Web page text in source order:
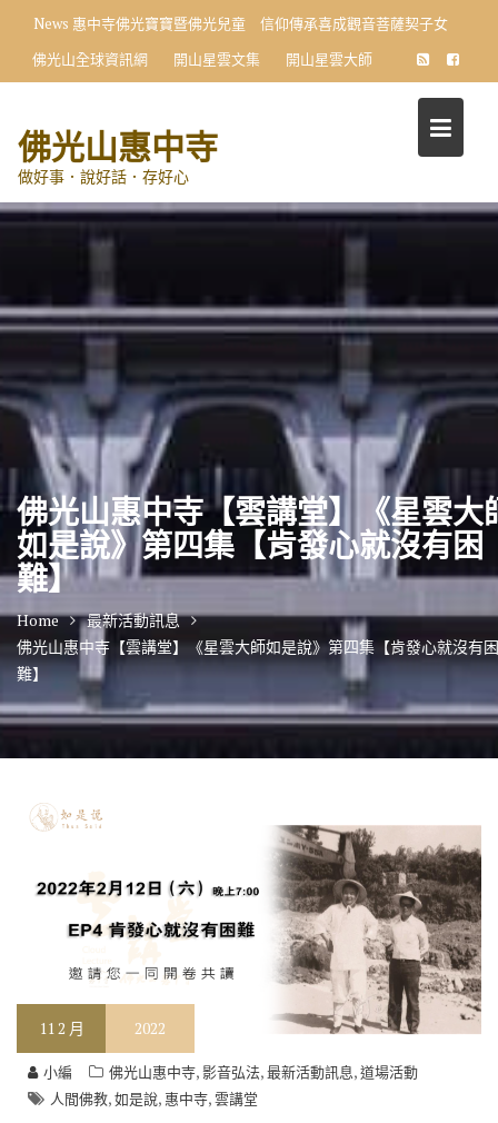
content
News 惠中寺佛光寶寶暨佛光兒童 信仰傳承喜成觀音菩薩契子女
佛光山全球資訊網
開山星雲文集 開山星雲大師
佛光山惠中寺
做好事．說好話．存好心
佛光山惠中寺【雲講堂】《星雲大
如是說》第四集【肯發心就沒有困
難】
Home
最新活動訊息
佛光山惠中寺【雲講堂】《星雲大師如是說》第四集【肯發心就沒有困
難】
112 月 2022
小編 佛光山惠中寺,影音弘法,最新活動訊息,道場活動
人間佛教,如是說, 惠中寺,雲講堂